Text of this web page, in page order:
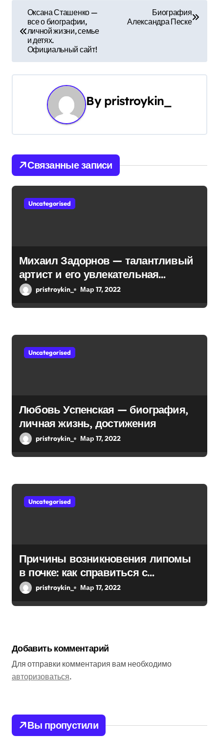
и
ц
и
я
п
п
и
с
я
Оксана Сташенко —
все о биографии,
личной жизни, семье
и детях.
Официальный сайт!
Биография
Александра Песке
By pristroykin_
Связанные записи
Uncategorised
Михаил Задорнов — талантливый
артист и его увлекательная
биография — выдающиеся
pristroykin_ Мар 17, 2022
Uncategorised
Любовь Успенская — биография,
личная жизнь, достижения
pristroykin_ Мар 17, 2022
Uncategorised
Причины возникновения липомы
в почке: как справиться с
болезнью
pristroykin_ Мар 17, 2022
Добавить комментарий
Для отправки комментария вам необходимо
авторизоваться.
Вы пропустили